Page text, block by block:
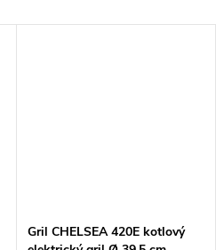
Gril CHELSEA 420E kotlový